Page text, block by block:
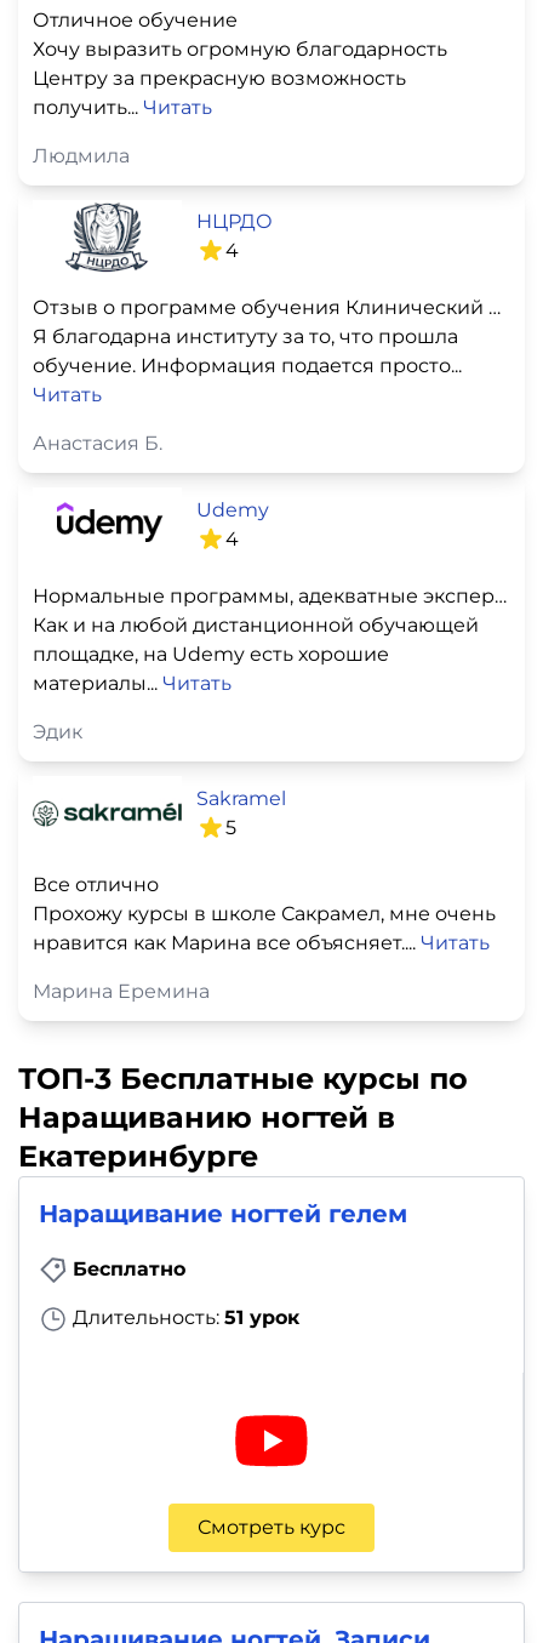
Отличное обучение
Хочу выразить огромную благодарность
Центру за прекрасную возможность
получить... Читать
Людмила
НЦРДО
4
Отзыв о программе обучения Клинический психолог. Кризисный психолог
Я благодарна институту за то, что прошла
обучение. Информация подается просто...
Читать
Анастасия Б.
Udemy
4
Нормальные программы, адекватные эксперты
Как и на любой дистанционной обучающей
площадке, на Udemy есть хорошие
материалы... Читать
Эдик
Sakramel
5
Все отлично
Прохожу курсы в школе Сакрамел, мне очень
нравится как Марина все объясняет.... Читать
Марина Еремина
ТОП-3 Бесплатные курсы по
Наращиванию ногтей в
Екатеринбурге
Наращивание ногтей гелем
Бесплатно
Длительность: 51 урок
Смотреть курс